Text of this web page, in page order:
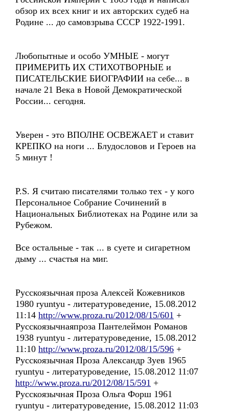
обзор их всех книг и их авторских судеб на
Родине ... до самовзрыва СССР 1922-1991.
Любопытные и особо УМНЫЕ - могут
ПРИМЕРИТЬ ИХ СТИХОТВОРНЫЕ и
ПИСАТЕЛЬСКИЕ БИОГРАФИИ на себе... в
начале 21 Века в Новой Демократической
России... сегодня.
Уверен - это ВПОЛНЕ ОСВЕЖАЕТ и ставит
КРЕПКО на ноги ... Блудословов и Героев на
5 минут !
P.S. Я считаю писателями только тех - у кого
Персональное Собрание Сочинений в
Национальных Библиотеках на Родине или за
Рубежом.
Все остальные - так ... в суете и сигаретном
дыму ... счастья на миг.
Русскоязычная проза Алексей Кожевников
1980 ryuntyu - литературоведение, 15.08.2012
11:14 http://www.proza.ru/2012/08/15/601 +
Русскоязычнаяпроза Пантелеймон Романов
1938 ryuntyu - литературоведение, 15.08.2012
11:10 http://www.proza.ru/2012/08/15/596 +
Русскоязычная Проза Александр Зуев 1965
ryuntyu - литературоведение, 15.08.2012 11:07
http://www.proza.ru/2012/08/15/591 +
Русскоязычная Проза Ольга Форш 1961
ryuntyu - литературоведение, 15.08.2012 11:03